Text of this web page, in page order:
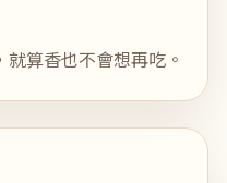
算香也不會想再吃。